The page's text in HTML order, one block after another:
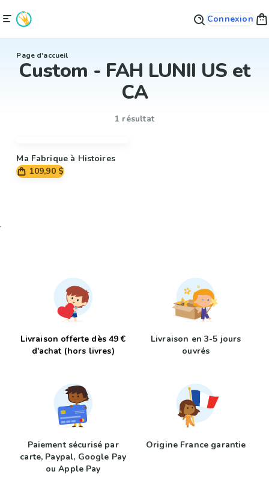
Connexion
Page d'accueil
Custom - FAH LUNII US et
CA
1 résultat
Ma Fabrique à Histoires
109,90 $
Livraison offerte dès 49 €
d'achat (hors livres)
Livraison en 3-5 jours
ouvrés
Paiement sécurisé par
carte, Paypal, Google Pay
ou Apple Pay
Origine France garantie